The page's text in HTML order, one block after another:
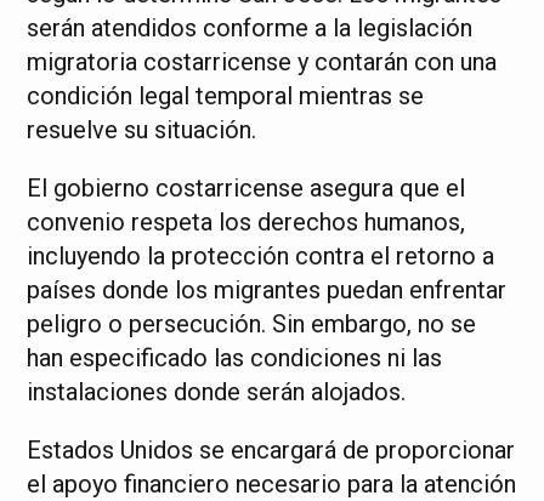
serán atendidos conforme a la legislación
migratoria costarricense y contarán con una
condición legal temporal mientras se
resuelve su situación.
El gobierno costarricense asegura que el
convenio respeta los derechos humanos,
incluyendo la protección contra el retorno a
países donde los migrantes puedan enfrentar
peligro o persecución. Sin embargo, no se
han especificado las condiciones ni las
instalaciones donde serán alojados.
Estados Unidos se encargará de proporcionar
el apoyo financiero necesario para la atención